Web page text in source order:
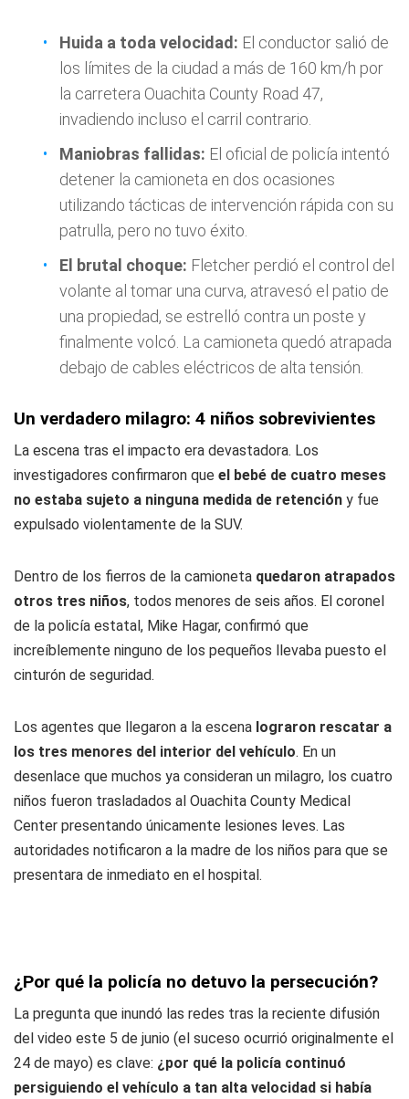
Huida a toda velocidad: El conductor salió de
los límites de la ciudad a más de 160 km/h por
la carretera Ouachita County Road 47,
invadiendo incluso el carril contrario.
Maniobras fallidas: El oficial de policía intentó
detener la camioneta en dos ocasiones
utilizando tácticas de intervención rápida con su
patrulla, pero no tuvo éxito.
El brutal choque: Fletcher perdió el control del
volante al tomar una curva, atravesó el patio de
una propiedad, se estrelló contra un poste y
finalmente volcó. La camioneta quedó atrapada
debajo de cables eléctricos de alta tensión.
Un verdadero milagro: 4 niños sobrevivientes
La escena tras el impacto era devastadora. Los
investigadores confirmaron que el bebé de cuatro meses
no estaba sujeto a ninguna medida de retención y fue
expulsado violentamente de la SUV.
Dentro de los fierros de la camioneta quedaron atrapados
otros tres niños, todos menores de seis años. El coronel
de la policía estatal, Mike Hagar, confirmó que
increíblemente ninguno de los pequeños llevaba puesto el
cinturón de seguridad.
Los agentes que llegaron a la escena lograron rescatar a
los tres menores del interior del vehículo. En un
desenlace que muchos ya consideran un milagro, los cuatro
niños fueron trasladados al Ouachita County Medical
Center presentando únicamente lesiones leves. Las
autoridades notificaron a la madre de los niños para que se
presentara de inmediato en el hospital.
¿Por qué la policía no detuvo la persecución?
La pregunta que inundó las redes tras la reciente difusión
del video este 5 de junio (el suceso ocurrió originalmente el
24 de mayo) es clave: ¿por qué la policía continuó
persiguiendo el vehículo a tan alta velocidad si había